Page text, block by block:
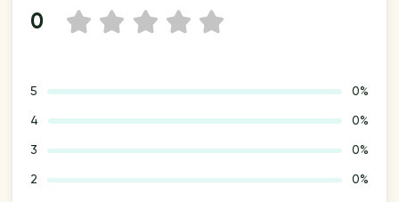
0 5
4
3
2
1
5 0%
4 0%
3 0%
2 0%